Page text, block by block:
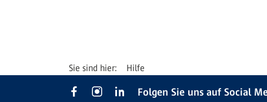
Hilfe
Folgen Sie uns auf Social